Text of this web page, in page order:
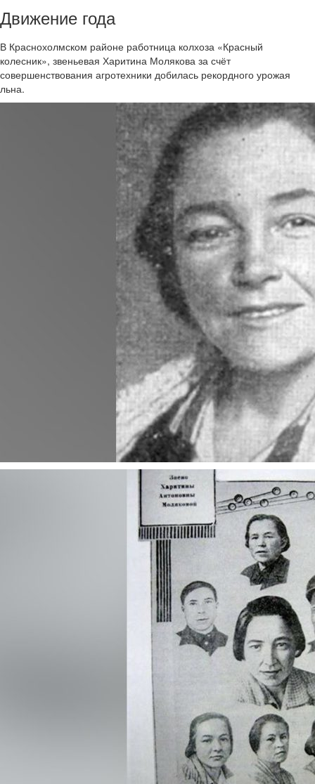
Движение года
В Краснохолмском районе работница колхоза «Красный
колесник», звеньевая Харитина Молякова за счёт
совершенствования агротехники добилась рекордного урожая
льна.